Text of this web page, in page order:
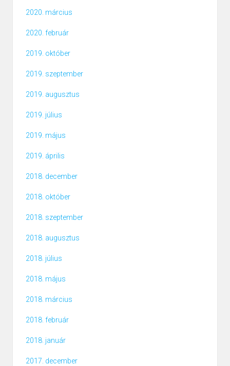
2020. március
2020. február
2019. október
2019. szeptember
2019. augusztus
2019. július
2019. május
2019. április
2018. december
2018. október
2018. szeptember
2018. augusztus
2018. július
2018. május
2018. március
2018. február
2018. január
2017. december